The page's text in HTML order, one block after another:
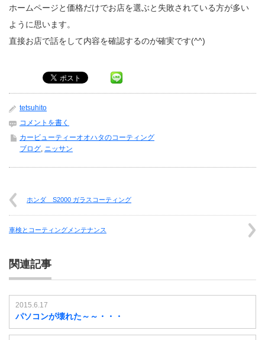
ホームページと価格だけでお店を選ぶと失敗されている方が多い
ように思います。
直接お店で話をして内容を確認するのが確実です(^^)
tetsuhito
コメントを書く
カービューティーオオハタのコーティング
ブログ, ニッサン
ホンダ S2000 ガラスコーティング
車検とコーティングメンテナンス
関連記事
2015.6.17
パソコンが壊れた～～・・・